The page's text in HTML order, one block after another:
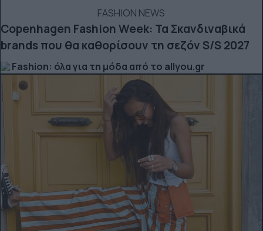
FASHION NEWS
Copenhagen Fashion Week: Τα Σκανδιναβικά
brands που θα καθορίσουν τη σεζόν S/S 2027
Fashion: όλα για τη μόδα από το allyou.gr